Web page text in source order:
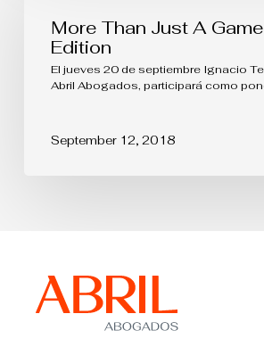
Game-
Madrid
Edition
More Than Just A
Edition
El jueves 20 de septiembre Ignacio
Abril Abogados, participará como
September 12, 2018